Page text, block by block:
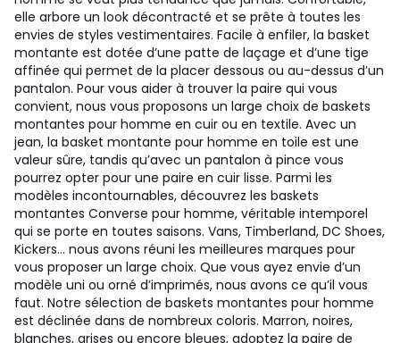
elle arbore un look décontracté et se prête à toutes les
envies de styles vestimentaires. Facile à enfiler, la basket
montante est dotée d’une patte de laçage et d’une tige
affinée qui permet de la placer dessous ou au-dessus d’un
pantalon. Pour vous aider à trouver la paire qui vous
convient, nous vous proposons un large choix de baskets
montantes pour homme en cuir ou en textile. Avec un
jean, la basket montante pour homme en toile est une
valeur sûre, tandis qu’avec un pantalon à pince vous
pourrez opter pour une paire en cuir lisse. Parmi les
modèles incontournables, découvrez les baskets
montantes Converse pour homme, véritable intemporel
qui se porte en toutes saisons. Vans, Timberland, DC Shoes,
Kickers… nous avons réuni les meilleures marques pour
vous proposer un large choix. Que vous ayez envie d’un
modèle uni ou orné d’imprimés, nous avons ce qu’il vous
faut. Notre sélection de baskets montantes pour homme
est déclinée dans de nombreux coloris. Marron, noires,
blanches, grises ou encore bleues, adoptez la paire de